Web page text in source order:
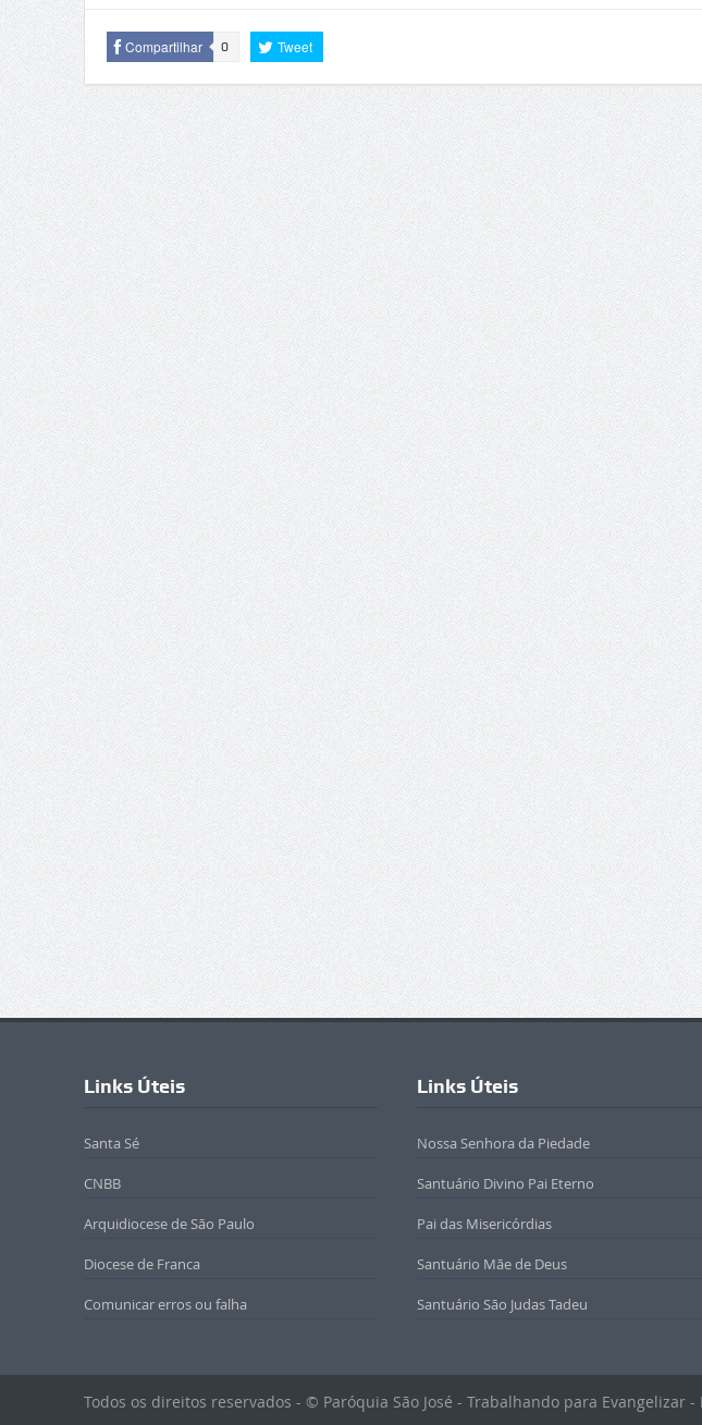
Compartilhar 0 Tweet
Links Úteis
Santa Sé
CNBB
Arquidiocese de São Paulo
Diocese de Franca
Comunicar erros ou falha
Links Úteis
Nossa Senhora da Piedade
Santuário Divino Pai Eterno
Pai das Misericórdias
Santuário Mãe de Deus
Santuário São Judas Tadeu
Todos os direitos reservados - © Paróquia São José - Trabalhando para Evangelizar